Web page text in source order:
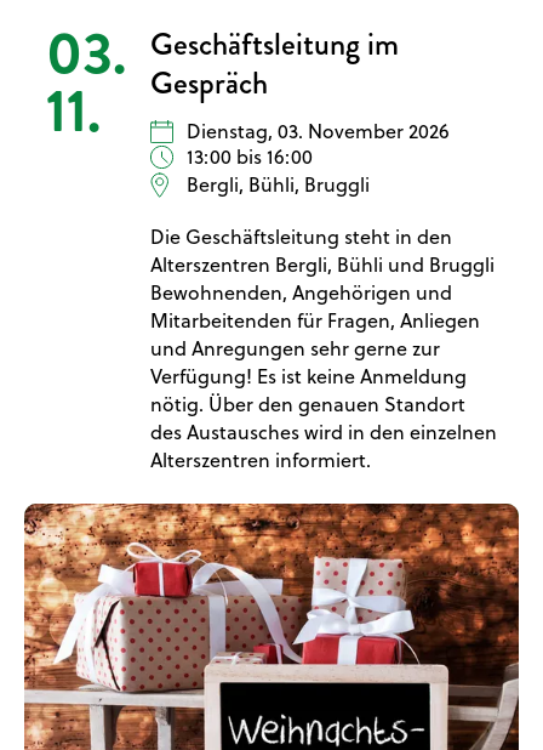
03.
11.
Geschäftsleitung im
Gespräch
Dienstag, 03. November 2026
13:00 bis 16:00
Bergli, Bühli, Bruggli
Die Geschäftsleitung steht in den
Alterszentren Bergli, Bühli und Bruggli
Bewohnenden, Angehörigen und
Mitarbeitenden für Fragen, Anliegen
und Anregungen sehr gerne zur
Verfügung! Es ist keine Anmeldung
nötig. Über den genauen Standort
des Austausches wird in den einzelnen
Alterszentren informiert.